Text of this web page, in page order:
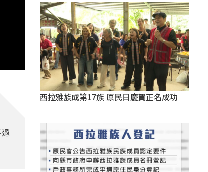
西拉雅族成第17族 原民日慶賀正名成功